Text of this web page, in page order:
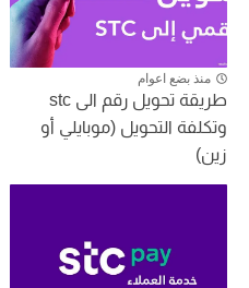
منذ بضع اعوام
طريقة تحويل رقم الى stc
وتكلفة التحويل (موبايلي أو
زين)